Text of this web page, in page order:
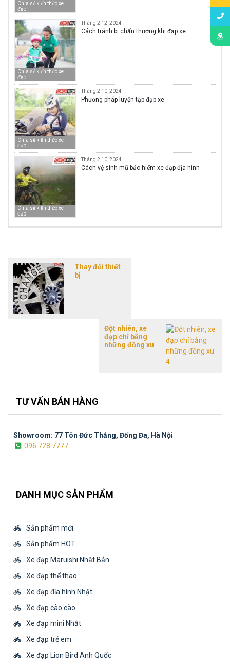
Chia sẻ kiến thức xe
đạp
Chia sẻ kiến thức xe
đạp
Tháng 2 12, 2024
Cách tránh bị chấn thương khi đạp xe
Chia sẻ kiến thức xe
đạp
Tháng 2 10, 2024
Phương pháp luyện tập đạp xe
Chia sẻ kiến thức xe
đạp
Tháng 2 10, 2024
Cách vệ sinh mũ bảo hiểm xe đạp địa hình
Thay đổi thiết
bị
Đột nhiên, xe
đạp chỉ bằng
những đồng xu
TƯ VẤN BÁN HÀNG
Showroom: 77 Tôn Đức Thắng, Đống Đa, Hà Nội
096 728 7777
DANH MỤC SẢN PHẨM
Sản phẩm mới
Sản phẩm HOT
Xe đạp Maruishi Nhật Bản
Xe đạp thể thao
Xe đạp địa hình Nhật
Xe đạp cào cào
Xe đạp mini Nhật
Xe đạp trẻ em
Xe đạp Lion Bird Anh Quốc